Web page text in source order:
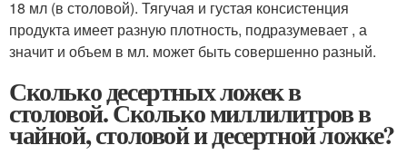
18 мл (в столовой). Тягучая и густая консистенция
продукта имеет разную плотность, подразумевает , а
значит и объем в мл. может быть совершенно разный.
Сколько десертных ложек в
столовой. Сколько миллилитров в
чайной, столовой и десертной ложке?